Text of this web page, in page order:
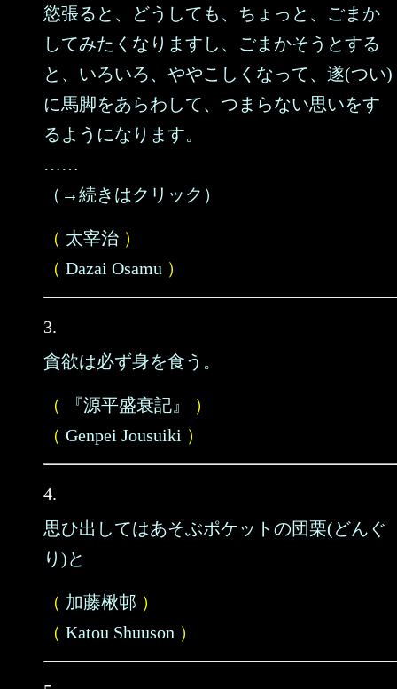
慾張ると、どうしても、ちょっと、ごまか
してみたくなりますし、ごまかそうとする
と、いろいろ、ややこしくなって、遂(つい)
に馬脚をあらわして、つまらない思いをす
るようになります。
……
（→続きはクリック）
（ 太宰治 ）
（ Dazai Osamu ）
3.
貪欲は必ず身を食う。
（ 『源平盛衰記』
）
（ Genpei Jousuiki ）
4.
思ひ出してはあそぶポケットの団栗(どんぐ
り)と
（ 加藤楸邨 ）
（ Katou Shuuson ）